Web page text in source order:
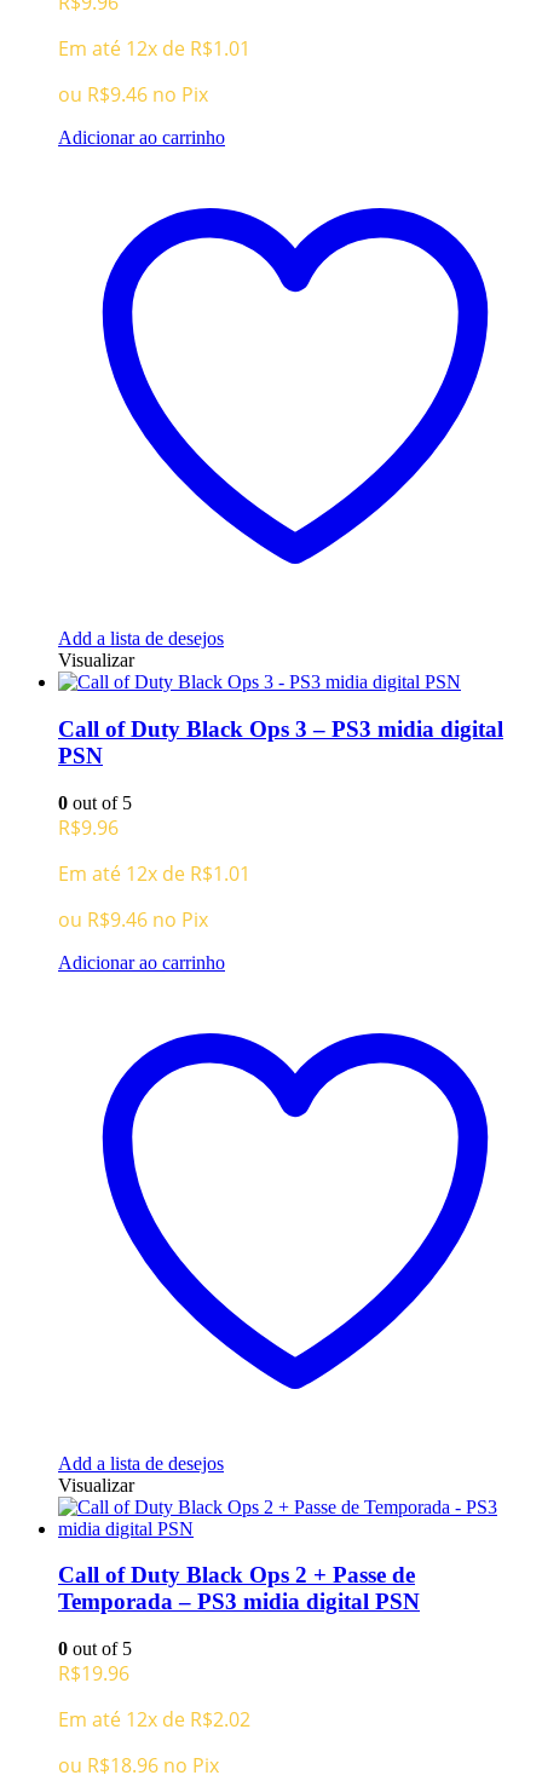
Em até 12x de R$1.01
ou R$9.46 no Pix
Adicionar ao carrinho
Add a lista de desejos
Visualizar
Call of Duty Black Ops 3 – PS3 midia digital
PSN
0 out of 5
R$9.96
Em até 12x de R$1.01
ou R$9.46 no Pix
Adicionar ao carrinho
Add a lista de desejos
Visualizar
Call of Duty Black Ops 2 + Passe de
Temporada – PS3 midia digital PSN
0 out of 5
R$19.96
Em até 12x de R$2.02
ou R$18.96 no Pix